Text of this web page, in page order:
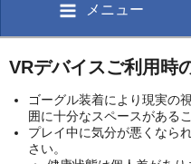
メニュー
VRデバイスご利用時
ゴーグル装着により現実の
囲に十分なスペースがある
プレイ中に気分が悪くなら
さい。